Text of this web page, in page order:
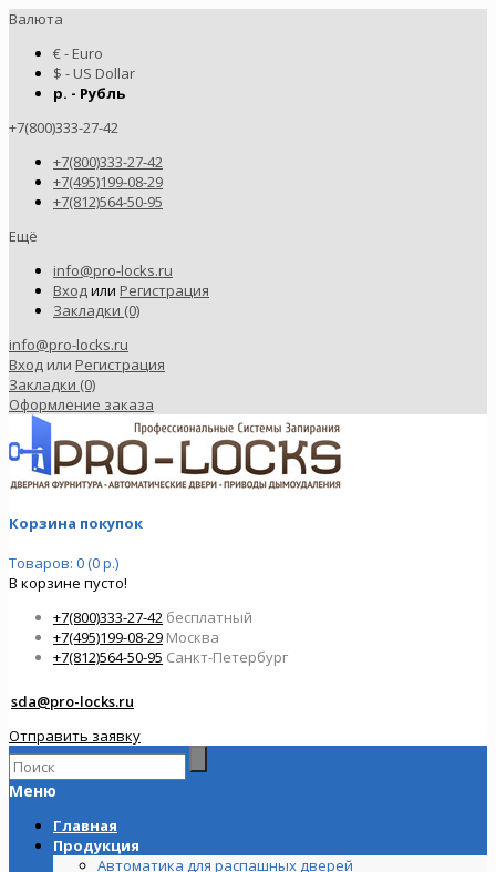
Валюта
€ - Euro
$ - US Dollar
р. - Рубль
+7(800)333-27-42
+7(800)333-27-42
+7(495)199-08-29
+7(812)564-50-95
Ещё
info@pro-locks.ru
Входили Регистрация
Закладки (0)
info@pro-locks.ru
Вход или Регистрация
Закладки (0)
Оформление заказа
Корзина покупок
Товаров: 0 (0 р.)
В корзине пусто!
+7(800)333-27-42 бесплатный
+7(495)199-08-29 Москва
+7(812)564-50-95 Санкт-Петербург
sda@pro-locks.ru
Отправить заявку
Меню
Главная
Продукция
Автоматика для распашных дверей